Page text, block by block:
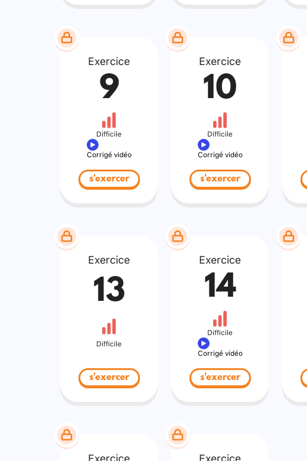
Exercice
9
Difficile
Corrigé vidéo
s'exercer
Exercice
10
Difficile
Corrigé vidéo
s'exercer
Exercice
13
Difficile
s'exercer
Exercice
14
Difficile
Corrigé vidéo
s'exercer